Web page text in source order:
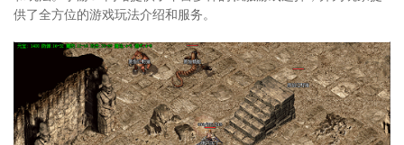
供了全方位的游戏玩法介绍和服务。